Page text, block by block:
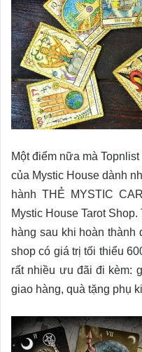
Một điểm nữa mà
của Mystic House dành
hành THẺ MYSTIC
Mystic House Tarot
hàng sau khi hoàn
shop có giá trị tối thiểu
rất nhiều ưu đãi đi kèm:
giao hàng, quà tặng phụ